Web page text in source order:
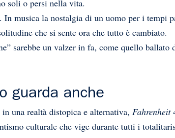
soli o persi nella vita.
musica la nostalgia di un uomo per i tempi
che si sente ora che tutto è cambiato.
sarebbe un valzer in fa, come quello
guarda anche
una realtà distopica e alternativa, Fahrenheit
culturale che vige durante tutti i